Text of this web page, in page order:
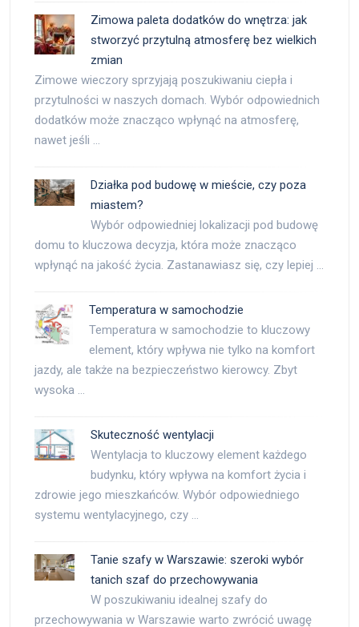
Zimowa paleta dodatków do wnętrza: jak
stworzyć przytulną atmosferę bez wielkich
zmian
Zimowe wieczory sprzyjają poszukiwaniu ciepła i
przytulności w naszych domach. Wybór odpowiednich
dodatków może znacząco wpłynąć na atmosferę,
nawet jeśli …
Działka pod budowę w mieście, czy poza
miastem?
Wybór odpowiedniej lokalizacji pod budowę
domu to kluczowa decyzja, która może znacząco
wpłynąć na jakość życia. Zastanawiasz się, czy lepiej …
Temperatura w samochodzie
Temperatura w samochodzie to kluczowy
element, który wpływa nie tylko na komfort
jazdy, ale także na bezpieczeństwo kierowcy. Zbyt
wysoka …
Skuteczność wentylacji
Wentylacja to kluczowy element każdego
budynku, który wpływa na komfort życia i
zdrowie jego mieszkańców. Wybór odpowiedniego
systemu wentylacyjnego, czy …
Tanie szafy w Warszawie: szeroki wybór
tanich szaf do przechowywania
W poszukiwaniu idealnej szafy do
przechowywania w Warszawie warto zwrócić uwagę